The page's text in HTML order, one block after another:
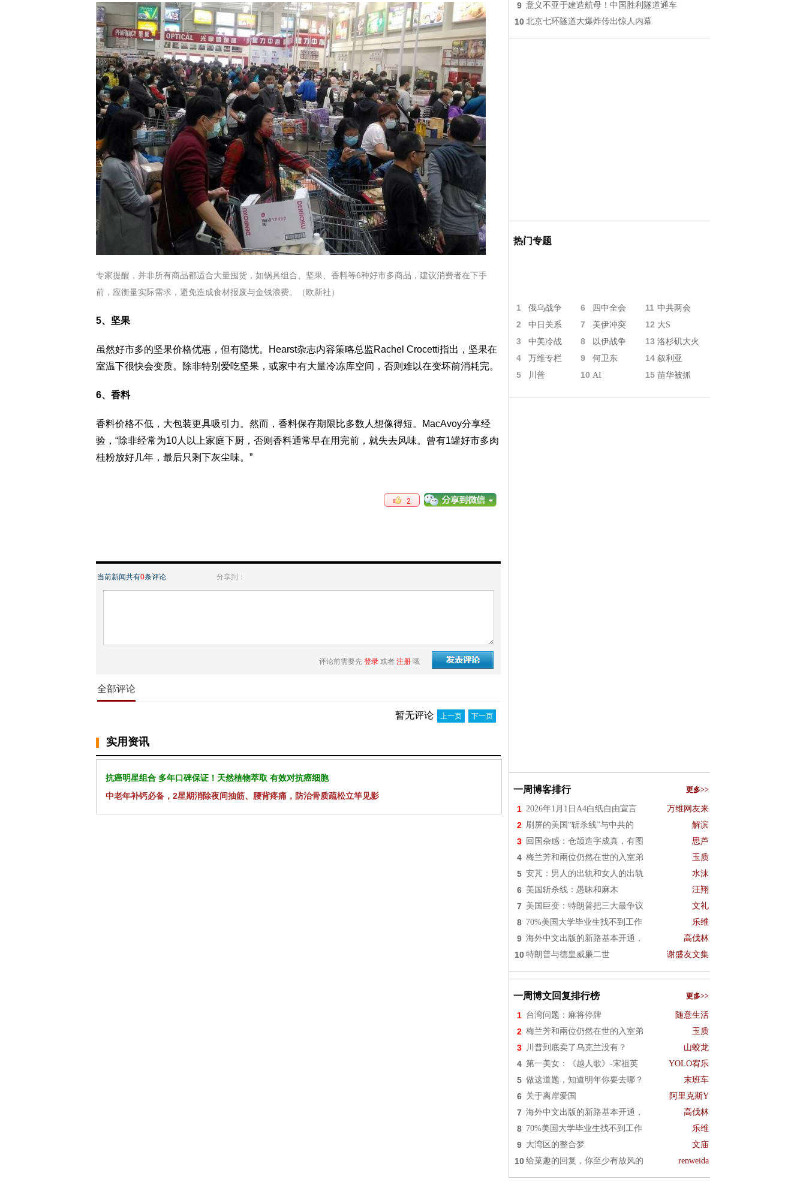
专家提醒，并非所有商品都适合大量囤货，如锅具组合、坚果、香料等6种好市多商品，建议消费者在下手
前，应衡量实际需求，避免造成食材报废与金钱浪费。（欧新社）
5、坚果
虽然好市多的坚果价格优惠，但有隐忧。Hearst杂志内容策略总监Rachel Crocetti指出，坚果在
室温下很快会变质。除非特别爱吃坚果，或家中有大量冷冻库空间，否则难以在变坏前消耗完。
6、香料
香料价格不低，大包装更具吸引力。然而，香料保存期限比多数人想像得短。MacAvoy分享经
验，“除非经常为10人以上家庭下厨，否则香料通常早在用完前，就失去风味。曾有1罐好市多肉
桂粉放好几年，最后只剩下灰尘味。”
2
当前新闻共有0条评论 分享到：
评论前需要先 登录 或者 注册 哦
全部评论
暂无评论 上一页 下一页
实用资讯
抗癌明星组合 多年口碑保证！天然植物萃取 有效对抗癌细胞
中老年补钙必备，2星期消除夜间抽筋、腰背疼痛，防治骨质疏松立竿见影
9 意义不亚于建造航母！中国胜利隧道通车
10 北京七环隧道大爆炸传出惊人内幕
热门专题
1 俄乌战争 6 四中全会 11 中共两会
2 中日关系 7 美伊冲突 12 大S
3 中美冷战 8 以伊战争 13 洛杉矶大火
4 万维专栏 9 何卫东 14 叙利亚
5 川普 10 AI 15 苗华被抓
一周博客排行 更多>>
1 2026年1月1日A4白纸自由宣言 万维网友来
2 刷屏的美国“斩杀线”与中共的 解滨
3 回国杂感：仓颉造字成真，有图 思芦
4 梅兰芳和兩位仍然在世的入室弟 玉质
5 安芃：男人的出轨和女人的出轨 水沫
6 美国斩杀线：愚昧和麻木 汪翔
7 美国巨变：特朗普把三大最争议 文礼
8 70%美国大学毕业生找不到工作 乐维
9 海外中文出版的新路基本开通， 高伐林
10 特朗普与德皇威廉二世 谢盛友文集
一周博文回复排行榜 更多>>
1 台湾问题：麻将停牌 随意生活
2 梅兰芳和兩位仍然在世的入室弟 玉质
3 川普到底卖了乌克兰没有？ 山蛟龙
4 第一美女：《越人歌》-宋祖英 YOLO宥乐
5 做这道题，知道明年你要去哪？ 末班车
6 关于离岸爱国 阿里克斯Y
7 海外中文出版的新路基本开通， 高伐林
8 70%美国大学毕业生找不到工作 乐维
9 大湾区的整合梦 文庙
10 给菓趣的回复，你至少有放风的 renweida